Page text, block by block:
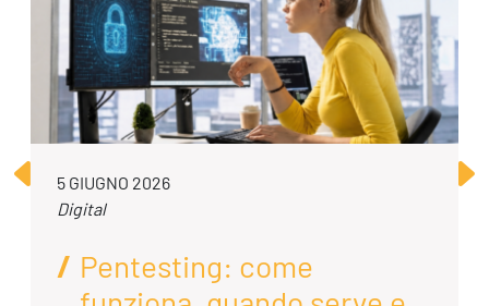
5 GIUGNO 2026
Digital
Pentesting: come